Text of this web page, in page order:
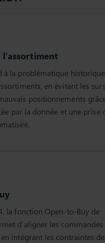
l'assortiment
à la problématique
en évitant les
positionnements
par la donnée et une prise
la fonction Open-to-Buy de
d’aligner les commandes
intégrant les contraintes de